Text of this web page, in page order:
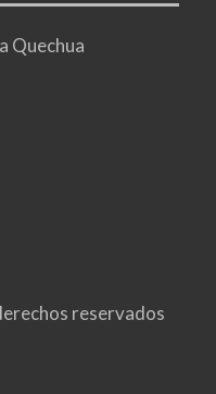
Quechua
reservados